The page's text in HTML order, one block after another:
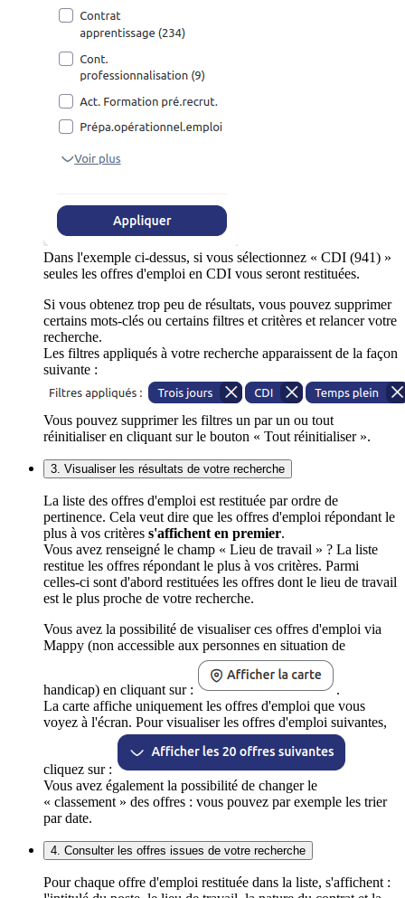
Dans l'exemple ci-dessus, si vous sélectionnez « CDI (941) »
seules les offres d'emploi en CDI vous seront restituées.
Si vous obtenez trop peu de résultats, vous pouvez supprimer
certains mots-clés ou certains filtres et critères et relancer votre
recherche.
Les filtres appliqués à votre recherche apparaissent de la façon
suivante :
Vous pouvez supprimer les filtres un par un ou tout
réinitialiser en cliquant sur le bouton « Tout réinitialiser ».
3. Visualiser les résultats de votre recherche
La liste des offres d'emploi est restituée par ordre de
pertinence. Cela veut dire que les offres d'emploi répondant le
plus à vos critères s'affichent en premier.
Vous avez renseigné le champ « Lieu de travail » ? La liste
restitue les offres répondant le plus à vos critères. Parmi
celles-ci sont d'abord restituées les offres dont le lieu de travail
est le plus proche de votre recherche.
Vous avez la possibilité de visualiser ces offres d'emploi via
Mappy (non accessible aux personnes en situation de
handicap) en cliquant sur :
.
La carte affiche uniquement les offres d'emploi que vous
voyez à l'écran. Pour visualiser les offres d'emploi suivantes,
cliquez sur :
Vous avez également la possibilité de changer le
« classement » des offres : vous pouvez par exemple les trier
par date.
4. Consulter les offres issues de votre recherche
Pour chaque offre d'emploi restituée dans la liste, s'affichent :